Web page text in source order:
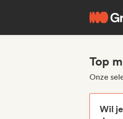
Top
Onze
Wil